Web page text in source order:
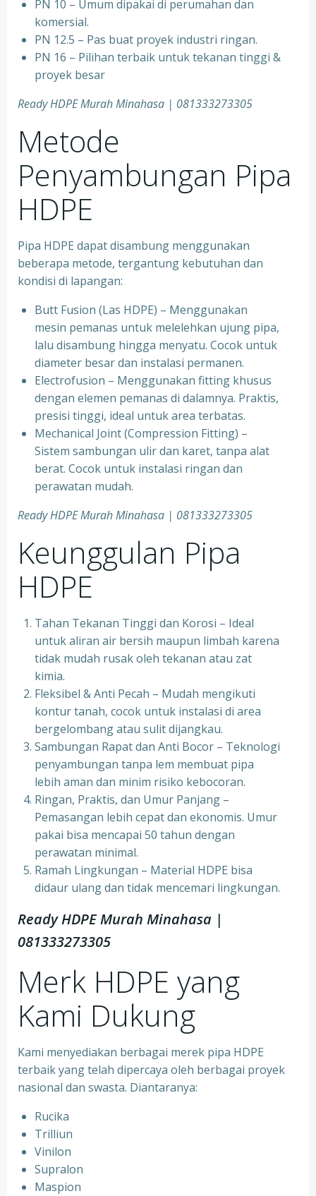
PN 10 – Umum dipakai di perumahan dan
komersial.
PN 12.5 – Pas buat proyek industri ringan.
PN 16 – Pilihan terbaik untuk tekanan tinggi &
proyek besar
Ready HDPE Murah Minahasa | 081333273305
Metode
Penyambungan Pipa
HDPE
Pipa HDPE dapat disambung menggunakan
beberapa metode, tergantung kebutuhan dan
kondisi di lapangan:
Butt Fusion (Las HDPE) – Menggunakan
mesin pemanas untuk melelehkan ujung pipa,
lalu disambung hingga menyatu. Cocok untuk
diameter besar dan instalasi permanen.
Electrofusion – Menggunakan fitting khusus
dengan elemen pemanas di dalamnya. Praktis,
presisi tinggi, ideal untuk area terbatas.
Mechanical Joint (Compression Fitting) –
Sistem sambungan ulir dan karet, tanpa alat
berat. Cocok untuk instalasi ringan dan
perawatan mudah.
Ready HDPE Murah Minahasa | 081333273305
Keunggulan Pipa
HDPE
Tahan Tekanan Tinggi dan Korosi – Ideal
untuk aliran air bersih maupun limbah karena
tidak mudah rusak oleh tekanan atau zat
kimia.
Fleksibel & Anti Pecah – Mudah mengikuti
kontur tanah, cocok untuk instalasi di area
bergelombang atau sulit dijangkau.
Sambungan Rapat dan Anti Bocor – Teknologi
penyambungan tanpa lem membuat pipa
lebih aman dan minim risiko kebocoran.
Ringan, Praktis, dan Umur Panjang –
Pemasangan lebih cepat dan ekonomis. Umur
pakai bisa mencapai 50 tahun dengan
perawatan minimal.
Ramah Lingkungan – Material HDPE bisa
didaur ulang dan tidak mencemari lingkungan.
Ready HDPE Murah Minahasa |
081333273305
Merk HDPE yang
Kami Dukung
Kami menyediakan berbagai merek pipa HDPE
terbaik yang telah dipercaya oleh berbagai proyek
nasional dan swasta. Diantaranya:
Rucika
Trilliun
Vinilon
Supralon
Maspion